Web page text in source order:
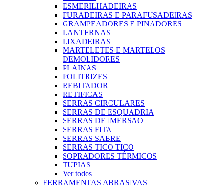
ESMERILHADEIRAS
FURADEIRAS E PARAFUSADEIRAS
GRAMPEADORES E PINADORES
LANTERNAS
LIXADEIRAS
MARTELETES E MARTELOS
DEMOLIDORES
PLAINAS
POLITRIZES
REBITADOR
RETIFICAS
SERRAS CIRCULARES
SERRAS DE ESQUADRIA
SERRAS DE IMERSÃO
SERRAS FITA
SERRAS SABRE
SERRAS TICO TICO
SOPRADORES TÉRMICOS
TUPIAS
Ver todos
FERRAMENTAS ABRASIVAS